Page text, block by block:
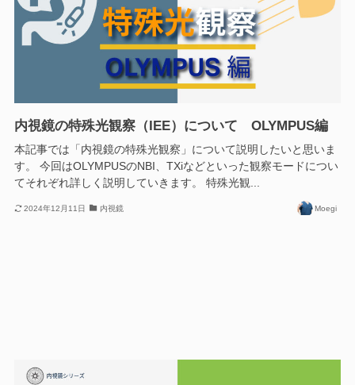
内視鏡の特殊光観察（IEE）について OLYMPUS編
本記事では「内視鏡の特殊光観察」について説明したいと思いま
す。 今回はOLYMPUSのNBI、TXiなどといった観察モードについ
てそれぞれ詳しく説明していきます。 特殊光観...
2024年12月11日 内視鏡 Moegi